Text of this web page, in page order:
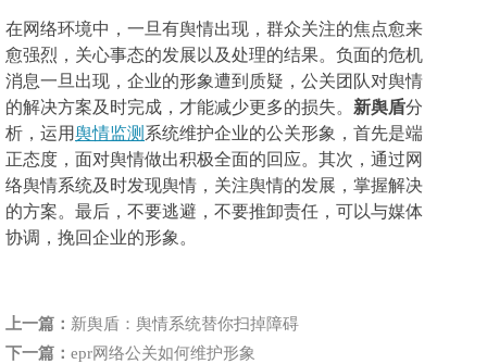
在网络环境中，一旦有舆情出现，群众关注的焦点愈来
愈强烈，关心事态的发展以及处理的结果。负面的危机
消息一旦出现，企业的形象遭到质疑，公关团队对舆情
的解决方案及时完成，才能减少更多的损失。 新舆盾分
析，运用舆情监测 系统维护企业的公关形象，首先是端
正态度，面对舆情做出积极全面的回应。其次，通过网
络舆情系统及时发现舆情，关注舆情的发展，掌握解决
的方案。最后，不要逃避，不要推卸责任，可以与媒体
协调，挽回企业的形象。
上一篇： 新舆盾：舆情系统替你扫掉障碍
下一篇： epr网络公关如何维护形象